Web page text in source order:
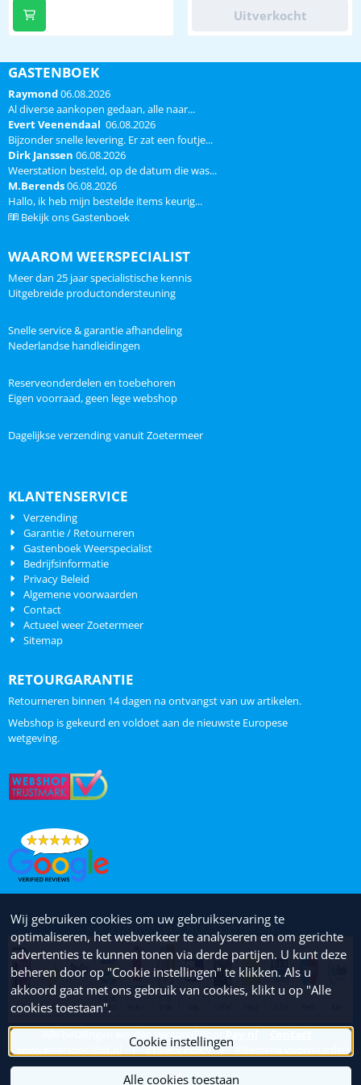
luchtvochtigheid d.m.v.
meegeleverde draadloze 030H
sensor uitbreidbaar met
sensor, optioneel, zie hieronder
smiley luchtdruk in hPa DCF 77
(atoomklok) datum en tijd
weersverwachti...
buitenluchtvochtigheid
uitbreidbaar met nog 2 extra
thermo/hygrosensoren model
Uitverkocht
GASTENBOEK
Raymond06.08.2026
Al diverse aankopen gedaan, alle naar...
Evert Veenendaal 06.08.2026
Bijzonder snelle levering. Er zat een foutje...
Dirk Janssen 06.08.2026
Weerstation besteld, op de datum die was...
M.Berends06.08.2026
Hallo, ik heb mijn bestelde items keurig...
Bekijk ons Gastenboek
WAAROM WEERSPECIALIST
Meer dan 25 jaar specialistische kennis
Uitgebreide productondersteuning
Snelle service & garantie afhandeling
Nederlandse handleidingen
Reserveonderdelen en toebehoren
Eigen voorraad, geen lege webshop
Dagelijkse verzending vanuit Zoetermeer
KLANTENSERVICE
Verzending
Garantie / Retourneren
Gastenboek Weerspecialist
Bedrijfsinformatie
Privacy Beleid
Algemene voorwaarden
Contact
Actueel weer Zoetermeer
Sitemap
RETOURGARANTIE
Retourneren binnen 14 dagen na ontvangst van uw artikelen.
Webshop is gekeurd en voldoet aan de nieuwste Europese
wetgeving.
KvK: 27263707 - Btw: NL8203.95.109.B01
Alle betalingen worden verzorgd door
|Privacy Policy|
Wij gebruiken cookies om uw gebruikservaring te
optimaliseren, het webverkeer te analyseren en om gerichte
advertenties te kunnen tonen via derde partijen. U kunt deze
beheren door op "Cookie instellingen" te klikken. Als u
akkoord gaat met ons gebruik van cookies, klikt u op "Alle
cookies toestaan".
Cookie instellingen
Alle cookies toestaan